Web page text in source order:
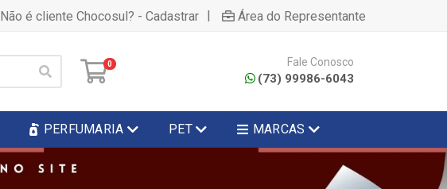
Não é cliente Chocosul? - Cadastrar | Área do Representante
0 Fale Conosco
(73) 99986-6043
PERFUMARIA PET MARCAS